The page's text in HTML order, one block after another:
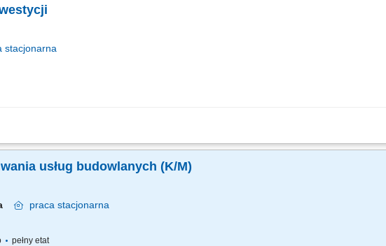
stacjonarna
zakresie instalacji elektrycznych oraz elektroenergetycznych. Ocena stanu technicznego obiektów,
usług budowlanych (K/M)
praca stacjonarna
pełny etat